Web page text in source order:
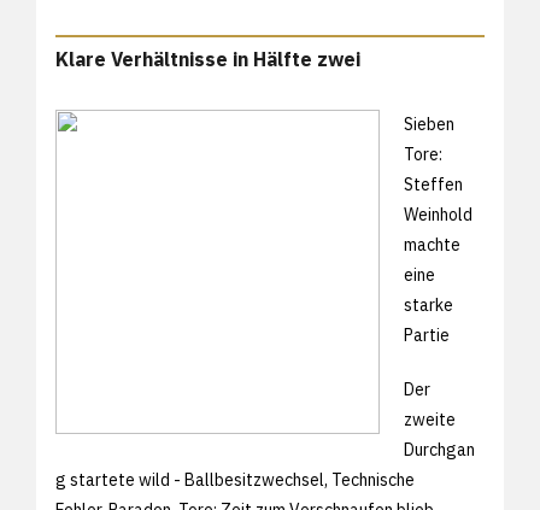
Klare Verhältnisse in Hälfte zwei
Sieben
Tore:
Steffen
Weinhold
machte
eine
starke
Partie
Der
zweite
Durchgan
g startete wild - Ballbesitzwechsel, Technische